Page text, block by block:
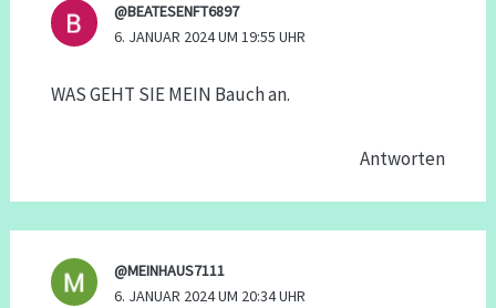
@BEATESENFT6897
6. JANUAR 2024 UM 19:55 UHR
WAS GEHT SIE MEIN Bauch an.
Antworten
@MEINHAUS7111
6. JANUAR 2024 UM 20:34 UHR